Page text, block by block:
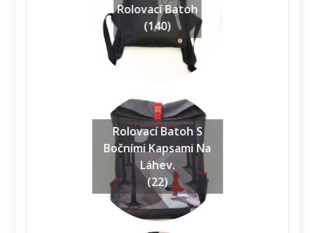
Rolovací Batoh
(140)
Rolovací Batoh S
Bočními Kapsami Na
Láhev.
(22)